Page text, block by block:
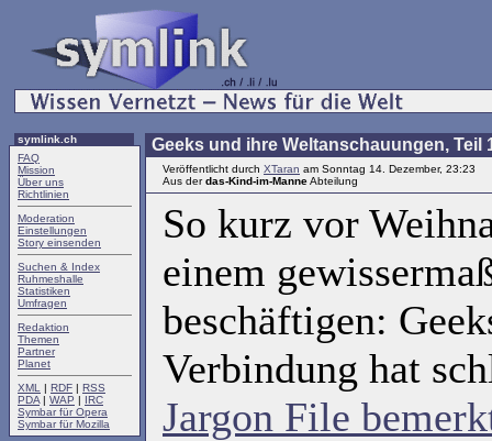
symlink.ch
FAQ
Mission
Über uns
Richtlinien
Moderation
Einstellungen
Story einsenden
Suchen & Index
Ruhmeshalle
Statistiken
Umfragen
Redaktion
Themen
Partner
Planet
XML
| RDF | RSS
PDA | WAP | IRC
Symbar für Opera
Symbar für Mozilla
Geeks und ihre Weltanschauungen, Teil
Veröffentlicht durch XTaran am Sonntag 14. Dezember, 23:23
Aus derdas-Kind-im-ManneAbteilung
So kurz vor
einem
beschäftigen:
Verbindung hat
Jargon File